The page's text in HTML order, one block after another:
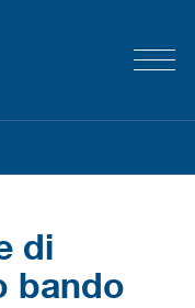
di
bando